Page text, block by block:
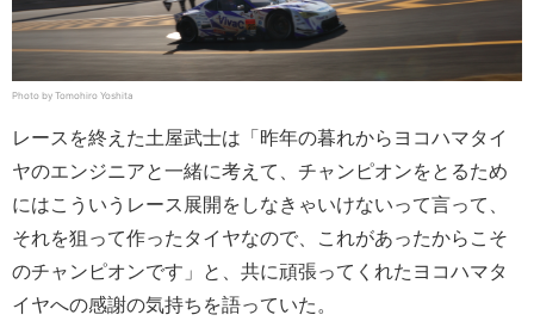
Photo by Tomohiro Yoshita
レースを終えた土屋武士は「昨年の暮れからヨコハマタイ
ヤのエンジニアと一緒に考えて、チャンピオンをとるため
にはこういうレース展開をしなきゃいけないって言って、
それを狙って作ったタイヤなので、これがあったからこそ
のチャンピオンです」と、共に頑張ってくれたヨコハマタ
イヤへの感謝の気持ちを語っていた。